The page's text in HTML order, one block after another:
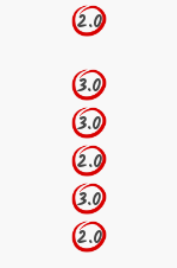
2.0
3.0
3.0
2.0
3.0
2.0